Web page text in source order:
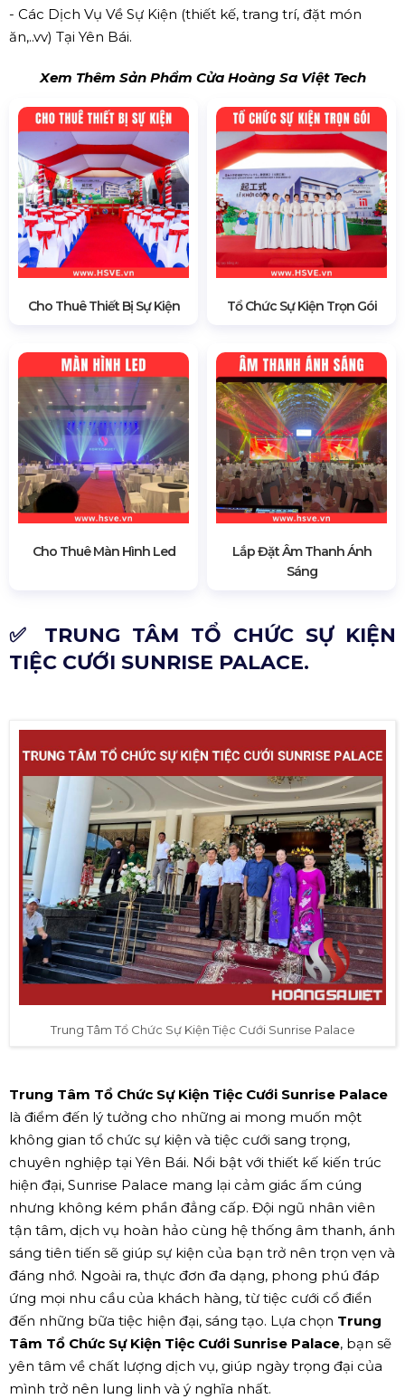
- Các Dịch Vụ Về Sự Kiện (thiết kế, trang trí, đặt món
ăn,..vv) Tại Yên Bái.
Xem Thêm Sản Phẩm Cửa Hoàng Sa Việt Tech
Cho Thuê Thiết Bị Sự Kiện Tổ Chức Sự Kiện Trọn Gói
Cho Thuê Màn Hình Led
Lắp Đặt Âm Thanh Ánh
Sáng
✅ TRUNG TÂM TỔ CHỨC SỰ KIỆN
TIỆC CƯỚI SUNRISE PALACE.
Trung Tâm Tổ Chức Sự Kiện Tiệc Cưới Sunrise Palace
Trung Tâm Tổ Chức Sự Kiện Tiệc Cưới Sunrise Palace
là điểm đến lý tưởng cho những ai mong muốn một
không gian tổ chức sự kiện và tiệc cưới sang trọng,
chuyên nghiệp tại Yên Bái. Nổi bật với thiết kế kiến trúc
hiện đại, Sunrise Palace mang lại cảm giác ấm cúng
nhưng không kém phần đẳng cấp. Đội ngũ nhân viên
tận tâm, dịch vụ hoàn hảo cùng hệ thống âm thanh, ánh
sáng tiên tiến sẽ giúp sự kiện của bạn trở nên trọn vẹn và
đáng nhớ. Ngoài ra, thực đơn đa dạng, phong phú đáp
ứng mọi nhu cầu của khách hàng, từ tiệc cưới cổ điển
đến những bữa tiệc hiện đại, sáng tạo. Lựa chọn Trung
Tâm Tổ Chức Sự Kiện Tiệc Cưới Sunrise Palace, bạn sẽ
yên tâm về chất lượng dịch vụ, giúp ngày trọng đại của
mình trở nên lung linh và ý nghĩa nhất.